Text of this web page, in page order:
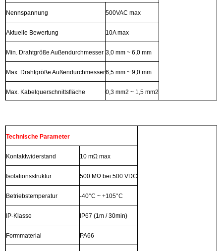
Nennspannung 500VAC max
Aktuelle Bewertung 10A max
Min. Drahtgröße Außendurchmesser 3,0 mm ~ 6,0 mm
Max. Drahtgröße Außendurchmesser6,5 mm ~ 9,0 mm
Max. Kabelquerschnittsfläche 0,3 mm2 ~ 1,5 mm2
Technische Parameter
Kontaktwiderstand 10 mΩ max
Isolationsstruktur 500 MΩ bei 500 VDC
Betriebstemperatur -40°C ~ +105°C
IP-Klasse IP67 (1m / 30min)
Formmaterial PA66